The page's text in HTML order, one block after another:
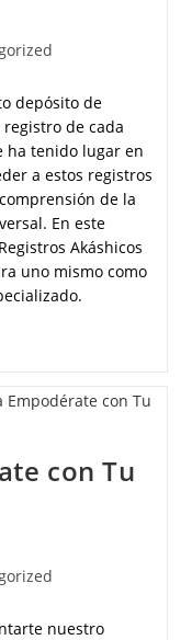
depósito de
de cada
ha tenido lugar en
a estos registros
de la
En este
Akáshicos
uno mismo como
con Tu
nuestro